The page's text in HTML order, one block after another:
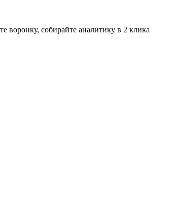
воронку, собирайте аналитику в 2 клика